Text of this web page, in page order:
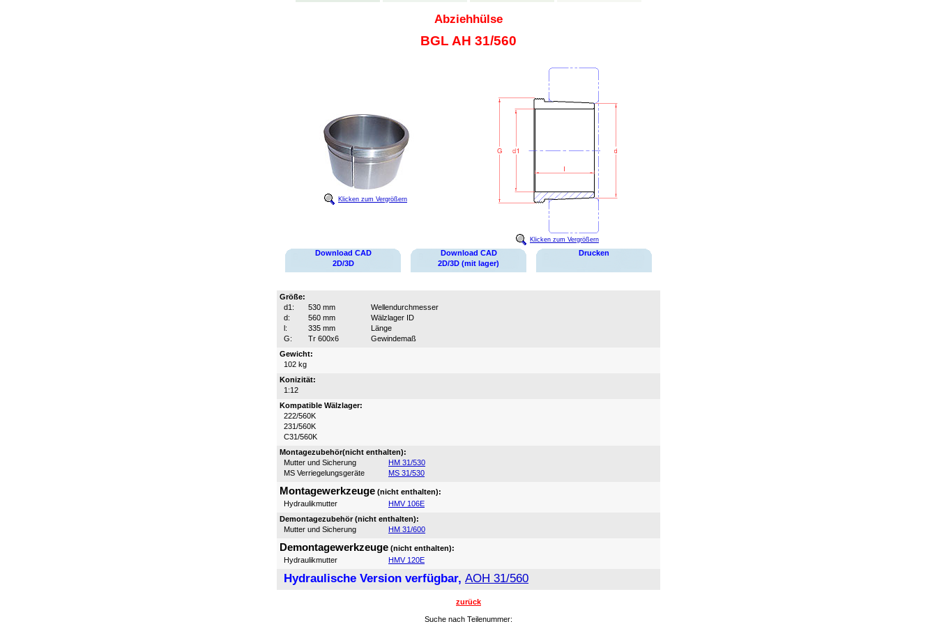
Abziehhülse
BGL AH 31/560
Klicken zum Vergrößern
Klicken zum Vergrößern
Download CAD
2D/3D
Download CAD
2D/3D (mit lager)
Drucken
Größe:
d1:
530 mm
Wellendurchmesser
d:
560 mm
Wälzlager ID
l:
335 mm
Länge
G:
Tr 600x6
Gewindemaß
Gewicht:
102 kg
Konizität:
1:12
Kompatible Wälzlager:
222/560K
231/560K
C31/560K
Montagezubehör(nicht enthalten):
Mutter und Sicherung
HM 31/530
MS Verriegelungsgeräte
MS 31/530
Montagewerkzeuge (nicht enthalten):
Hydraulikmutter
HMV 106E
Demontagezubehör (nicht enthalten):
Mutter und Sicherung
HM 31/600
Demontagewerkzeuge (nicht enthalten):
Hydraulikmutter
HMV 120E
Hydraulische Version verfügbar, AOH 31/560
zurück
Suche nach Teilenummer: